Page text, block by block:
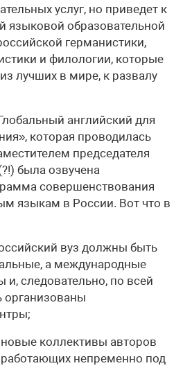
услуг, но приведет к
языковой образовательной
германистики,
и филологии, которые
лучших в мире, к развалу
английский для
которая проводилась
председателя
была озвучена
совершенствования
языкам в России. Вот что в
вуз должны быть
а международные
и, следовательно, по всей
коллективы авторов
работающих непременно под